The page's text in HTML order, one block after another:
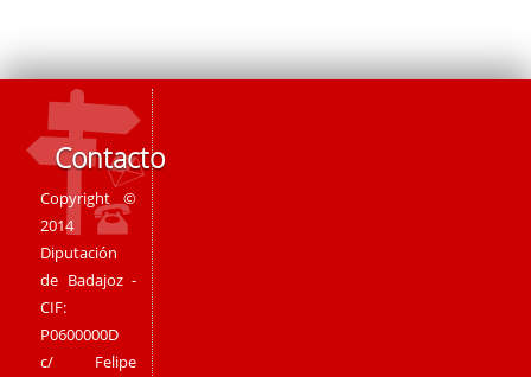
Contacto
Copyright ©
2014
Diputación
de Badajoz -
CIF:
P0600000D
c/ Felipe